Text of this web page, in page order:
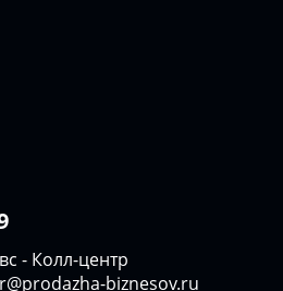
- Колл-центр
biznesov.ru